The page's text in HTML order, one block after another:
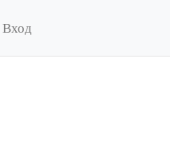
Вход